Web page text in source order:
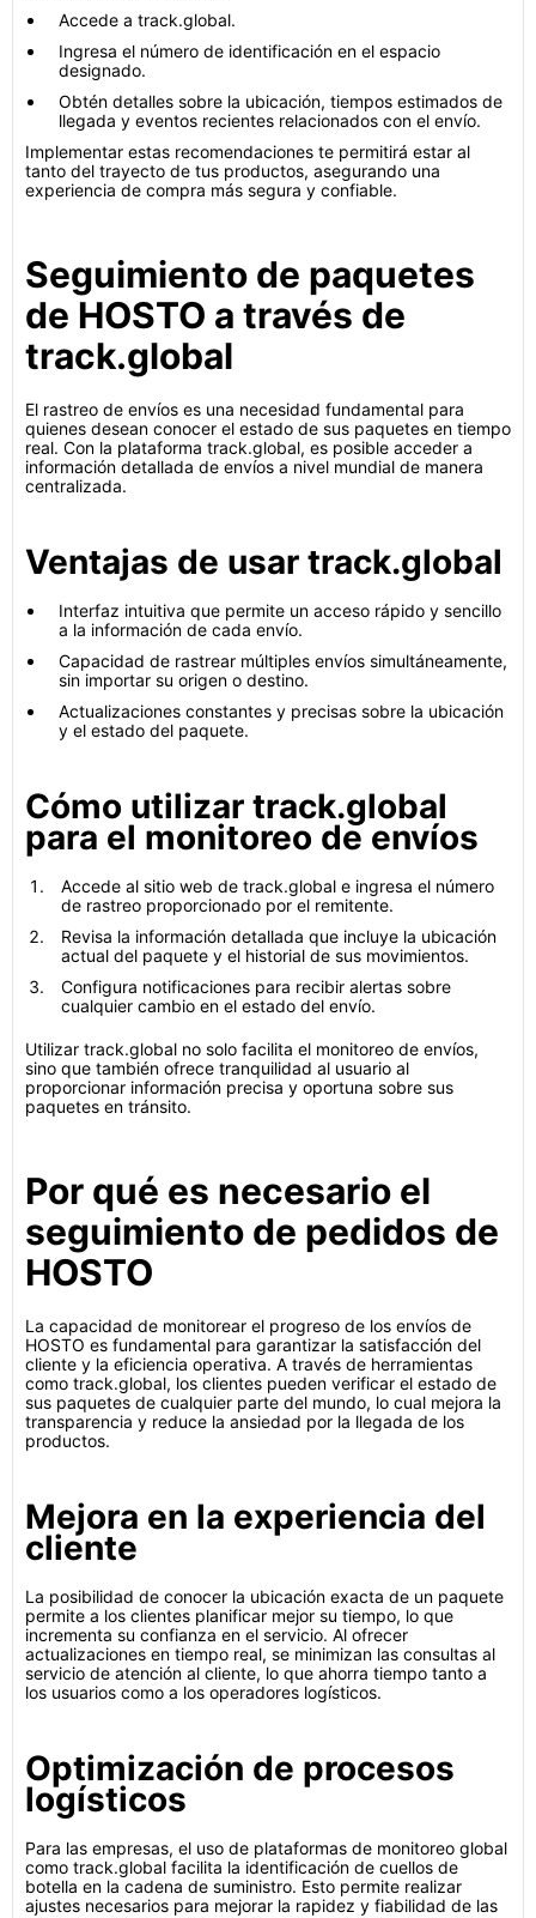
Accede a track.global.
Ingresa el número de identificación en el espacio
designado.
Obtén detalles sobre la ubicación, tiempos estimados de
llegada y eventos recientes relacionados con el envío.
Implementar estas recomendaciones te permitirá estar al
tanto del trayecto de tus productos, asegurando una
experiencia de compra más segura y confiable.
Seguimiento de paquetes
de HOSTO a través de
track.global
El rastreo de envíos es una necesidad fundamental para
quienes desean conocer el estado de sus paquetes en tiempo
real. Con la plataforma track.global, es posible acceder a
información detallada de envíos a nivel mundial de manera
centralizada.
Ventajas de usar track.global
Interfaz intuitiva que permite un acceso rápido y sencillo
a la información de cada envío.
Capacidad de rastrear múltiples envíos simultáneamente,
sin importar su origen o destino.
Actualizaciones constantes y precisas sobre la ubicación
y el estado del paquete.
Cómo utilizar track.global
para el monitoreo de envíos
Accede al sitio web de track.global e ingresa el número
de rastreo proporcionado por el remitente.
Revisa la información detallada que incluye la ubicación
actual del paquete y el historial de sus movimientos.
Configura notificaciones para recibir alertas sobre
cualquier cambio en el estado del envío.
Utilizar track.global no solo facilita el monitoreo de envíos,
sino que también ofrece tranquilidad al usuario al
proporcionar información precisa y oportuna sobre sus
paquetes en tránsito.
Por qué es necesario el
seguimiento de pedidos de
HOSTO
La capacidad de monitorear el progreso de los envíos de
HOSTO es fundamental para garantizar la satisfacción del
cliente y la eficiencia operativa. A través de herramientas
como track.global, los clientes pueden verificar el estado de
sus paquetes de cualquier parte del mundo, lo cual mejora la
transparencia y reduce la ansiedad por la llegada de los
productos.
Mejora en la experiencia del
cliente
La posibilidad de conocer la ubicación exacta de un paquete
permite a los clientes planificar mejor su tiempo, lo que
incrementa su confianza en el servicio. Al ofrecer
actualizaciones en tiempo real, se minimizan las consultas al
servicio de atención al cliente, lo que ahorra tiempo tanto a
los usuarios como a los operadores logísticos.
Optimización de procesos
logísticos
Para las empresas, el uso de plataformas de monitoreo global
como track.global facilita la identificación de cuellos de
botella en la cadena de suministro. Esto permite realizar
ajustes necesarios para mejorar la rapidez y fiabilidad de las